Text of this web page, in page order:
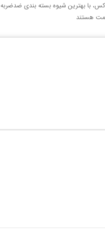
با بهترین شیوه بسته بندی ضدضربه
هستند